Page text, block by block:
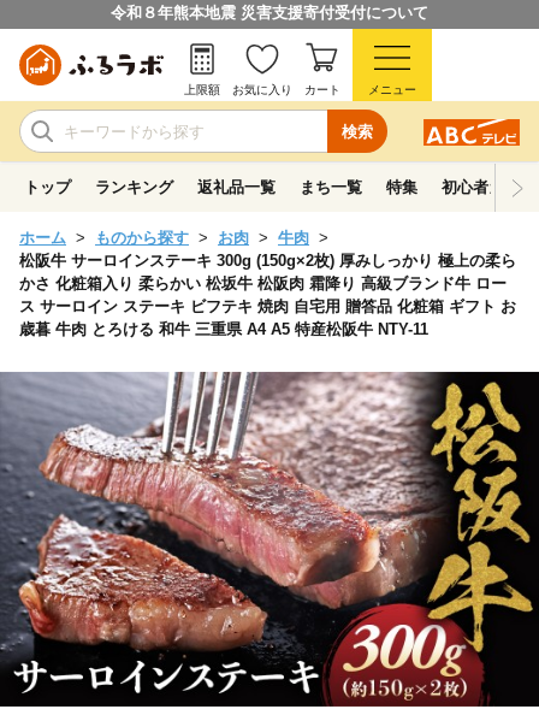
令和８年熊本地震 災害支援寄付受付について
検索
上限額 お気に入り カート メニュー
トップ ランキング 返礼品一覧 まち一覧 特集 初心者ガイド
ホーム ものから探す お肉
牛肉
松阪牛 サーロインステーキ 300g (150g×2枚) 厚みしっかり 極上の柔ら
かさ 化粧箱入り 柔らかい 松坂牛 松阪肉 霜降り 高級ブランド牛 ロー
ス サーロイン ステーキ ビフテキ 焼肉 自宅用 贈答品 化粧箱 ギフト お
歳暮 牛肉 とろける 和牛 三重県 A4 A5 特産松阪牛 NTY-11